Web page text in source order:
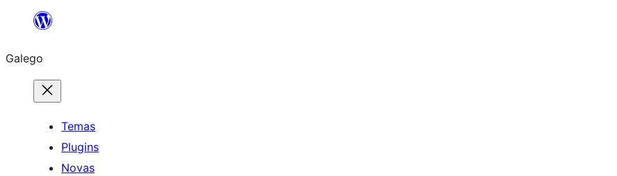
Saltar
contido
Galego
Temas
Plugins
Novas